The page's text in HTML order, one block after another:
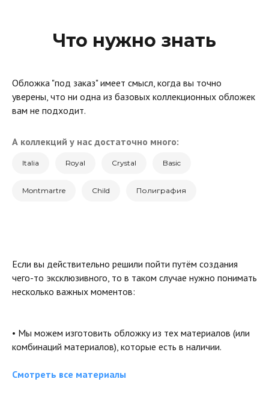
Что нужно знать
Обложка "под заказ" имеет смысл, когда вы точно
уверены, что ни одна из базовых коллекционных обложек
вам не подходит.
А коллекций у нас достаточно много:
Italia Royal Crystal Basic
Montmartre Child Полиграфия
Если вы действительно решили пойти путём создания
чего-то эксклюзивного, то в таком случае нужно понимать
несколько важных моментов:
• Мы можем изготовить обложку из тех материалов (или
комбинаций материалов), которые есть в наличии.
Смотреть все материалы